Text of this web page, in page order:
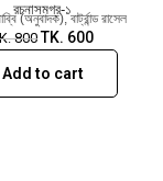
রচনাসমগ্র-১
(অনুবাদক),বার্ট্রান্ড রাসেল
800 TK. 600
Add to cart